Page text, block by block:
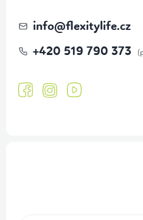
info@flexitylife.cz
+420 519 790 373